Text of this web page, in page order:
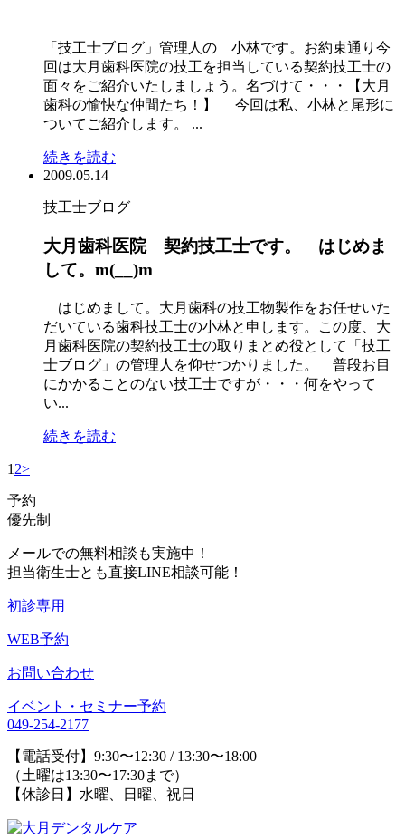
「技工士ブログ」管理人の 小林です。お約束通り今
回は大月歯科医院の技工を担当している契約技工士の
面々をご紹介いたしましょう。名づけて・・・【大月
歯科の愉快な仲間たち！】 今回は私、小林と尾形に
ついてご紹介します。 ...
続きを読む
2009.05.14
技工士ブログ
大月歯科医院 契約技工士です。 はじめま
して。m(__)m
はじめまして。大月歯科の技工物製作をお任せいた
だいている歯科技工士の小林と申します。この度、大
月歯科医院の契約技工士の取りまとめ役として「技工
士ブログ」の管理人を仰せつかりました。 普段お目
にかかることのない技工士ですが・・・何をやって
い...
続きを読む
1 2>
予約
優先制
メールでの無料相談も実施中！
担当衛生士とも直接LINE相談可能！
初診専用
WEB予約
お問い合わせ
イベント・セミナー予約
049-254-2177
【電話受付】9:30〜12:30 / 13:30〜18:00
（土曜は13:30〜17:30まで）
【休診日】水曜、日曜、祝日